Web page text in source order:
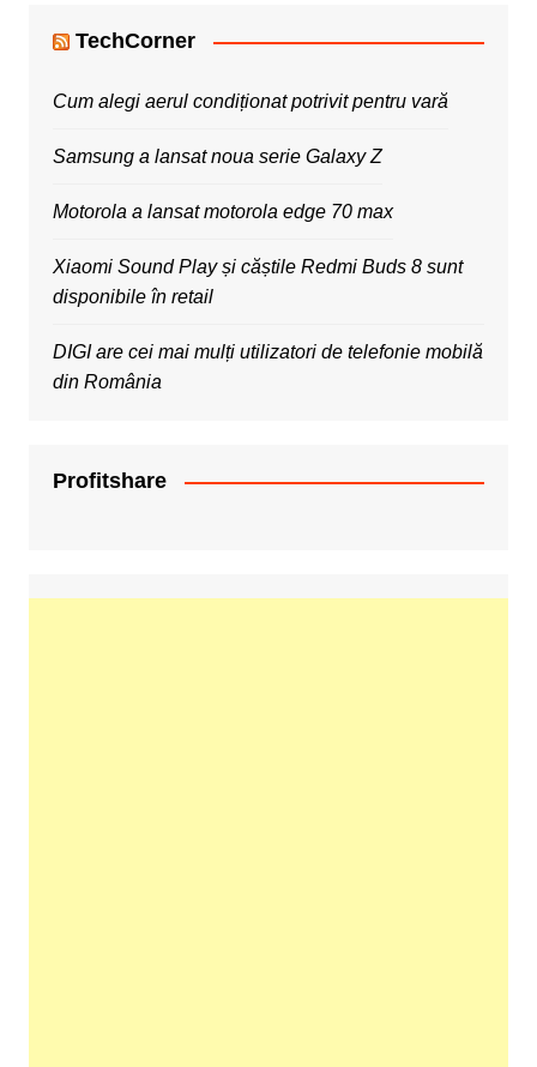
TechCorner
Cum alegi aerul condiționat potrivit pentru vară
Samsung a lansat noua serie Galaxy Z
Motorola a lansat motorola edge 70 max
Xiaomi Sound Play și căștile Redmi Buds 8 sunt
disponibile în retail
DIGI are cei mai mulți utilizatori de telefonie mobilă
din România
Profitshare